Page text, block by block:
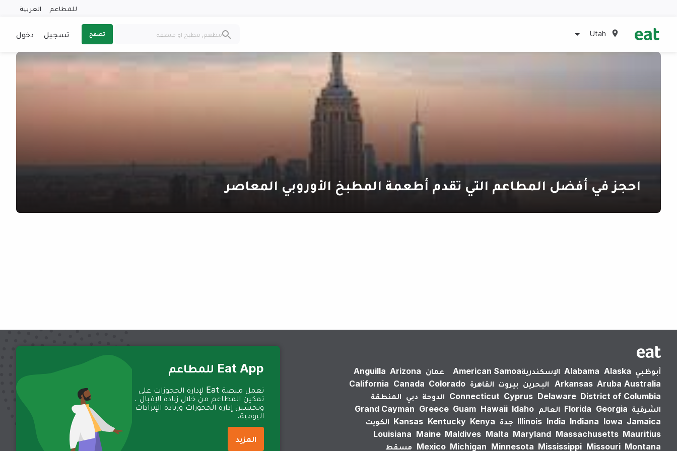
للمطاعم العربية
Utah تصفح تسجيل دخول
احجز في أفضل المطاعم التي تقدم أطعمة المطبخ الأوروبي المعاصر
أبوظبي Alabama Alaska الإسكندرية‎American Samoa عمان Anguilla Arizona
Arkansas Aruba Australia البحرين بيروت القاهرة California Canada Colorado
Connecticut Cyprus Delaware District of Columbia الدوحة دبي المنطقة
الشرقية
Florida Georgia العالم Grand Cayman Greece Guam Hawaii Idaho
Illinois India Indiana Iowa Jamaica جدة Kansas Kentucky Kenya
الكويت
Louisiana Maine Maldives Malta Maryland Massachusetts Mauritius
Mexico Michigan Minnesota Mississippi Missouri Montana مسقط
Eat App للمطاعم
تعمل منصة Eat لإدارة الحجوزات على
تمكين المطاعم من خلال زيادة الإقبال ،
وتحسين إدارة الحجوزات وزيادة الإيرادات
اليومية.
المزيد